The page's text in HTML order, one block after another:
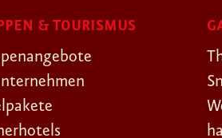
& TOURISMUS